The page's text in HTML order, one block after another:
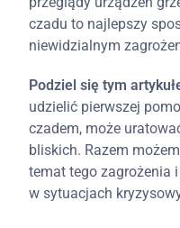
czadu to najlepszy
niewidzialnym
Podziel się tym
udzielić pierwszej
czadem, może
bliskich. Razem
temat tego zagrożenia
w sytuacjach